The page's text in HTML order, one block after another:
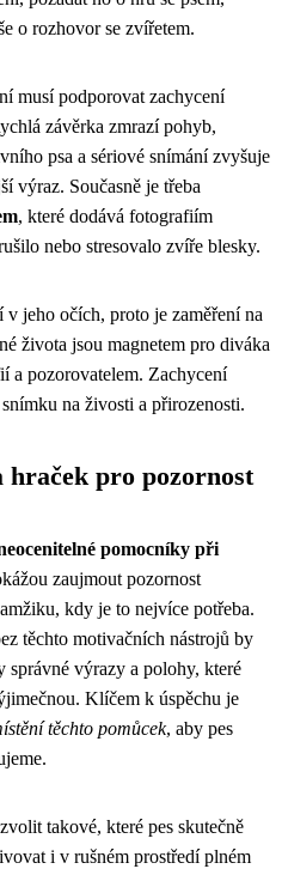
o rozhovor se zvířetem.
musí podporovat zachycení
závěrka zmrazí pohyb,
psa a sériové snímání zvyšuje
výraz. Současně je třeba
, které dodává fotografiím
nebo stresovalo zvíře blesky.
v jeho očích, proto je zaměření na
života jsou magnetem pro diváka
a pozorovatelem. Zachycení
na živosti a přirozenosti.
hraček pro pozornost
pomocníky při
zaujmout pozornost
kdy je to nejvíce potřeba.
těchto motivačních nástrojů by
správné výrazy a polohy, které
Klíčem k úspěchu je
těchto pomůcek, aby pes
takové, které pes skutečně
i v rušném prostředí plném